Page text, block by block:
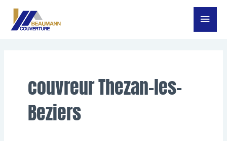
Aller
Menu
couvreur Thezan-les-
Beziers